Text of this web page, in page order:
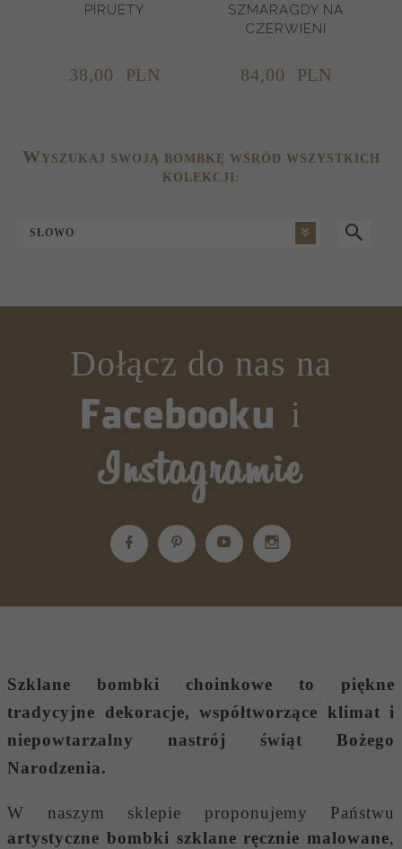
PIRUETY
38,00 PLN
SZMARAGDY NA
CZERWIENI
84,00 PLN
WYSZUKAJ SWOJĄ BOMBKĘ WŚRÓD WSZYSTKICH
KOLEKCJI:
SŁOWO
Dołącz do nas na
i
Szklane bombki choinkowe to piękne
tradycyjne dekoracje, współtworzące klimat i
niepowtarzalny nastrój świąt Bożego
Narodzenia.
W naszym sklepie proponujemy Państwu
artystyczne bombki szklane ręcznie malowane,